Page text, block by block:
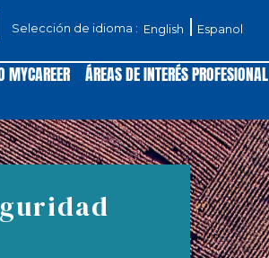
Selección de idioma : English Espanol
MYCAREER ÁREAS DE INTERÉS PROFESIONAL